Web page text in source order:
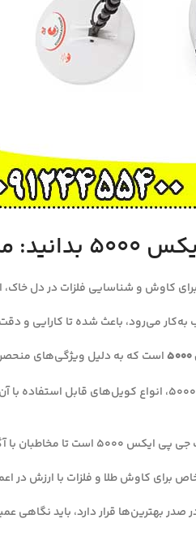
و قیمت
برای کاوش و شناسایی فلزات در دل خاک،
می‌رود، باعث شده تا کارایی و دقت
است که به دلیل ویژگی‌های
در این مقاله، به بررسی ویژگی‌های فلزیاب جی
از این دستگاه بپردازند.
بهترین‌ها قرار دارد، باید نگاهی